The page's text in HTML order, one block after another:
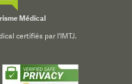
Médical
certifiés par l'IMTJ.